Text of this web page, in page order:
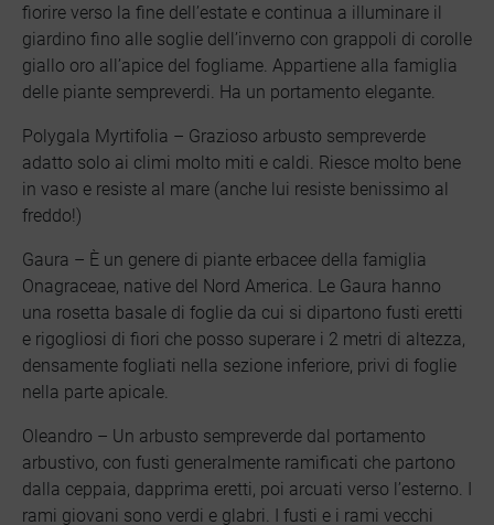
fiorire verso la fine dell’estate e continua a illuminare il
giardino fino alle soglie dell’inverno con grappoli di corolle
giallo oro all’apice del fogliame. Appartiene alla famiglia
delle piante sempreverdi. Ha un portamento elegante.
Polygala Myrtifolia – Grazioso arbusto sempreverde
adatto solo ai climi molto miti e caldi. Riesce molto bene
in vaso e resiste al mare (anche lui resiste benissimo al
freddo!)
Gaura – È un genere di piante erbacee della famiglia
Onagraceae, native del Nord America. Le Gaura hanno
una rosetta basale di foglie da cui si dipartono fusti eretti
e rigogliosi di fiori che posso superare i 2 metri di altezza,
densamente fogliati nella sezione inferiore, privi di foglie
nella parte apicale.
Oleandro – Un arbusto sempreverde dal portamento
arbustivo, con fusti generalmente ramificati che partono
dalla ceppaia, dapprima eretti, poi arcuati verso l’esterno. I
rami giovani sono verdi e glabri. I fusti e i rami vecchi